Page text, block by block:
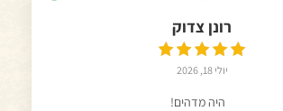
רונן צדוק
יולי 18, 2026
היה מדהים!